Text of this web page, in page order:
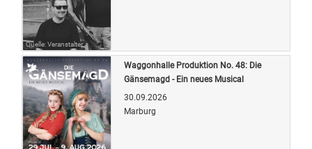
Quelle: Veranstalter
Waggonhalle Produktion No. 48: Die
Gänsemagd - Ein neues Musical
30.09.2026
Marburg